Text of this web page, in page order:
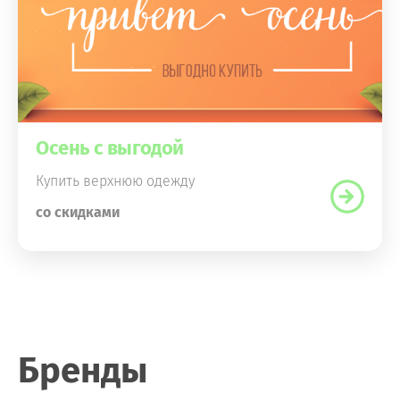
Осень с выгодой
Купить верхнюю одежду
со скидками
Бренды